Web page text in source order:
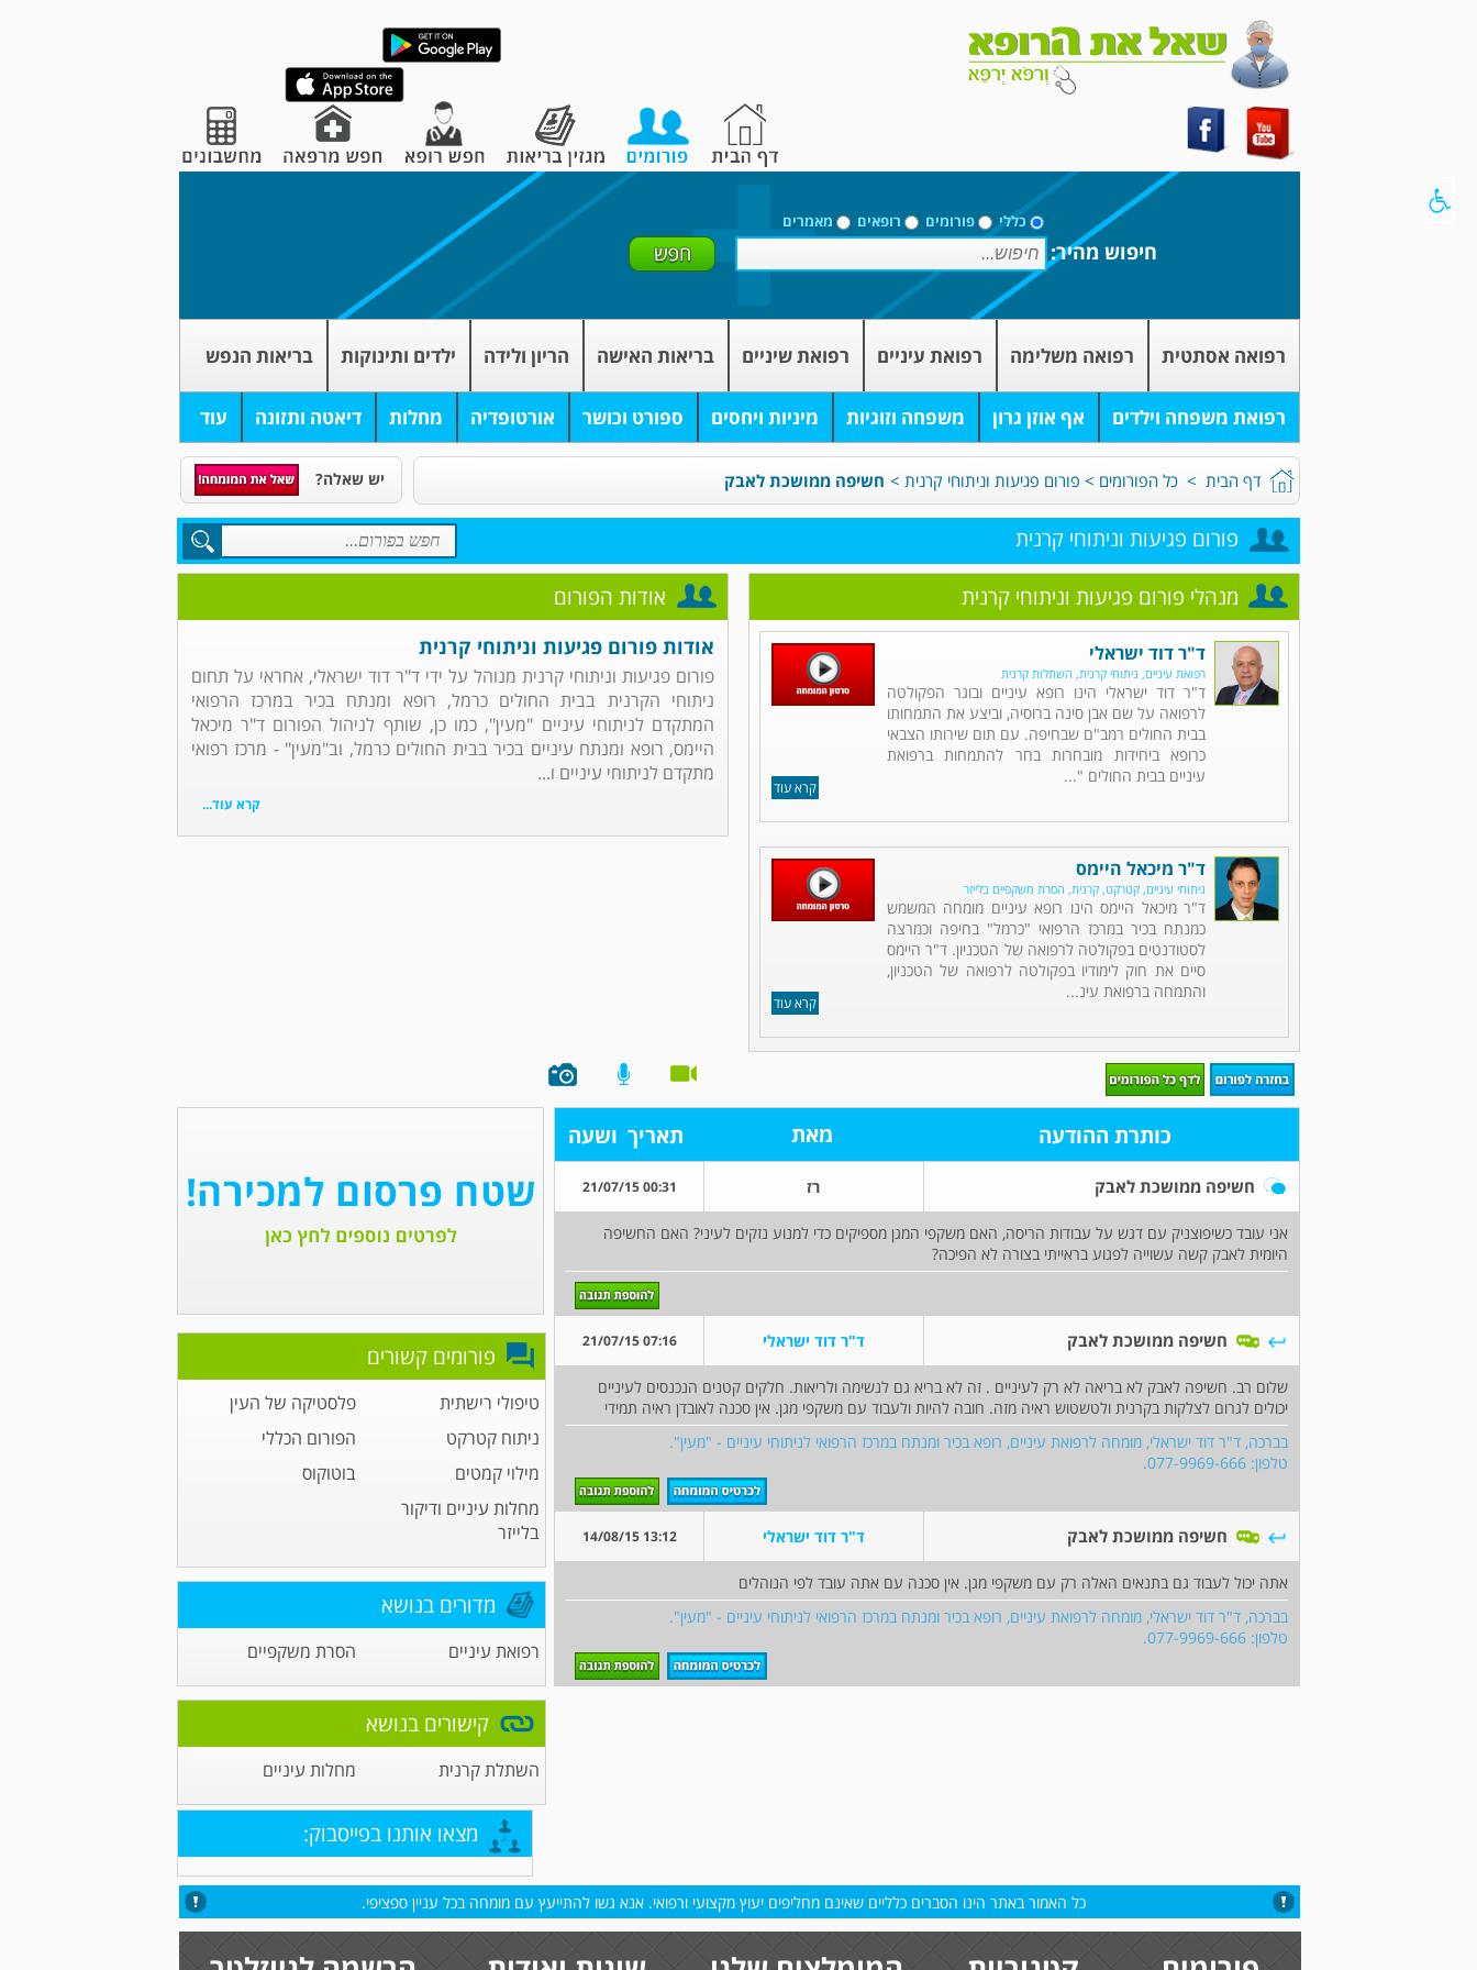
כללי פורומים רופאים מאמרים
חיפוש מהיר:
רפואה אסתטית רפואה משלימה רפואת עיניים רפואת שיניים בריאות האישה הריון ולידה ילדים ותינוקות בריאות הנפש
רפואת משפחה וילדים אף אוזן גרון משפחה וזוגיות מיניות ויחסים ספורט וכושר אורטופדיה מחלות דיאטה ותזונה עוד
דף הבית > כל הפורומים > פורום פגיעות וניתוחי קרנית > חשיפה ממושכת לאבק יש שאלה?
פורום פגיעות וניתוחי קרנית
אודות הפורום
אודות פורום פגיעות וניתוחי קרנית
פורום פגיעות וניתוחי קרנית מנוהל על ידי ד"ר דוד ישראלי, אחראי על תחום
ניתוחי הקרנית בבית החולים כרמל, רופא ומנתח בכיר במרכז הרפואי
המתקדם לניתוחי עיניים "מעין", כמו כן, שותף לניהול הפורום ד"ר מיכאל
היימס, רופא ומנתח עיניים בכיר בבית החולים כרמל, וב"מעין" - מרכז רפואי
מתקדם לניתוחי עיניים ו...
קרא עוד...
מנהלי פורום פגיעות וניתוחי קרנית
קרא עוד
ד"ר דוד ישראלי
רפואת עיניים, ניתוחי קרנית, השתלות קרנית
ד"ר דוד ישראלי הינו רופא עיניים ובוגר הפקולטה
לרפואה על שם אבן סינה ברוסיה, וביצע את התמחותו
בבית החולים רמב"ם שבחיפה. עם תום שירותו הצבאי
כרופא ביחידות מובחרות בחר להתמחות ברפואת
עיניים בבית החולים "...
קרא עוד
ד"ר מיכאל היימס
ניתוחי עיניים, קטרקט, קרנית, הסרת משקפיים בלייזר
ד"ר מיכאל היימס הינו רופא עיניים מומחה המשמש
כמנתח בכיר במרכז הרפואי "כרמל" בחיפה וכמרצה
לסטודנטים בפקולטה לרפואה של הטכניון. ד"ר היימס
סיים את חוק לימודיו בפקולטה לרפואה של הטכניון,
והתמחה ברפואת עינ...
כותרת ההודעה מאת תאריך ושעה
חשיפה ממושכת לאבק רז 00:31 21/07/15
אני עובד כשיפוצניק עם דגש על עבודות הריסה, האם משקפי המגן מספיקים כדי למנוע נזקים לעיני? האם החשיפה
היומית לאבק קשה עשוייה לפגוע בראייתי בצורה לא הפיכה?
חשיפה ממושכת לאבק ד"ר דוד ישראלי 07:16 21/07/15
שלום רב. חשיפה לאבק לא בריאה לא רק לעיניים . זה לא בריא גם לנשימה ולריאות. חלקים קטנים הנכנסים לעיניים
יכולים לגרום לצלקות בקרנית ולטשטוש ראיה מזה. חובה להיות ולעבוד עם משקפי מגן. אין סכנה לאובדן ראיה תמידי
בברכה, ד"ר דוד ישראלי, מומחה לרפואת עיניים, רופא בכיר ומנתח במרכז הרפואי לניתוחי עיניים - "מעין".
טלפון: 077-9969-666.
חשיפה ממושכת לאבק ד"ר דוד ישראלי 13:12 14/08/15
אתה יכול לעבוד גם בתנאים האלה רק עם משקפי מגן. אין סכנה עם אתה עובד לפי הנוהלים
בברכה, ד"ר דוד ישראלי, מומחה לרפואת עיניים, רופא בכיר ומנתח במרכז הרפואי לניתוחי עיניים - "מעין".
טלפון: 077-9969-666.
פורומים קשורים
טיפולי רישתית
פלסטיקה של העין
ניתוח קטרקט
הפורום הכללי
מילוי קמטים
בוטוקוס
מחלות עיניים ודיקור
בלייזר
מדורים בנושא
רפואת עיניים הסרת משקפיים
קישורים בנושא
השתלת קרנית מחלות עיניים
מצאו אותנו בפייסבוק:
כל האמור באתר הינו הסברים כלליים שאינם מחליפים יעוץ מקצועי ורפואי. אנא גשו להתייעץ עם מומחה בכל עניין ספציפי.